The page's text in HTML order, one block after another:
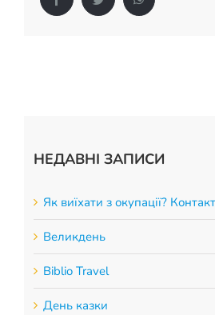
Накази
КОЗАЦЬКА ПЕДАГОГІКА
ШКІЛЬНІ МУЗЕЇ
ІННОВАЦІЙНА ОСВІТА
Електронні журнали
Новий освітній простір
БАТЬКАМ
ПРОЗОРІСТЬ ТА ІНФОРМАЦІЙНА
НЕДАВНІ ЗАПИСИ
Як виїхати з окупації?
Великдень
Biblio Travel
День казки